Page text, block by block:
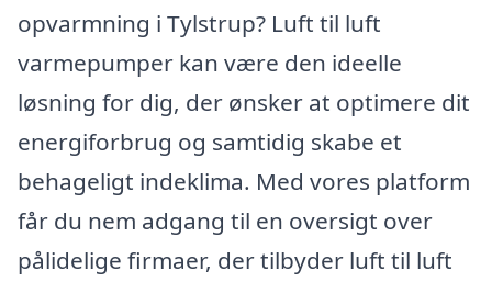
opvarmning i Tylstrup? Luft til luft
varmepumper kan være den ideelle
løsning for dig, der ønsker at optimere dit
energiforbrug og samtidig skabe et
behageligt indeklima. Med vores platform
får du nem adgang til en oversigt over
pålidelige firmaer, der tilbyder luft til luft